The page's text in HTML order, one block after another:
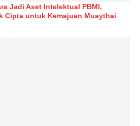
Jadi Aset Intelektual PBMI,
Cipta untuk Kemajuan Muaythai